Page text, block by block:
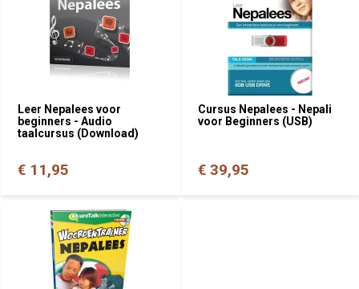
Leer Nepalees voor
beginners - Audio
taalcursus (Download)
€ 11,95
Cursus Nepalees - Nepali
voor Beginners (USB)
€ 39,95